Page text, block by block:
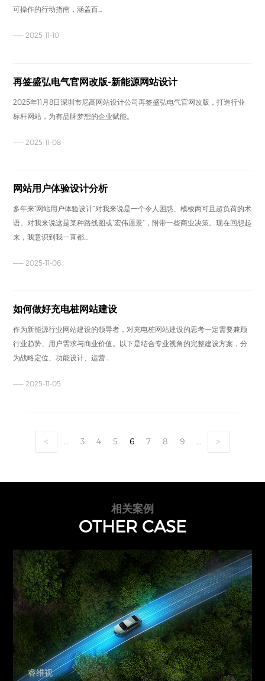
可操作的行动指南，涵盖百...
—— 2025-11-10
再签盛弘电气官网改版-新能源网站设计
2025年11月8日深圳市尼高网站设计公司再签盛弘电气官网改版，打造行业
标杆网站，为有品牌梦想的企业赋能。
—— 2025-11-08
网站用户体验设计分析
多年来“网站用户体验设计”对我来说是一个令人困惑、模棱两可且超负荷的术
语。对我来说这是某种路线图或“宏伟愿景”，附带一些商业决策。现在回想起
来，我意识到我一直都...
—— 2025-11-06
如何做好充电桩网站建设
作为新能源行业网站建设的领导者，对充电桩网站建设的思考一定需要兼顾
行业趋势、用户需求与商业价值。以下是结合专业视角的完整建设方案，分
为战略定位、功能设计、运营...
—— 2025-11-05
< ... 3 4 5 6 7 8 9 ... >
相关案例
OTHER CASE
睿维视